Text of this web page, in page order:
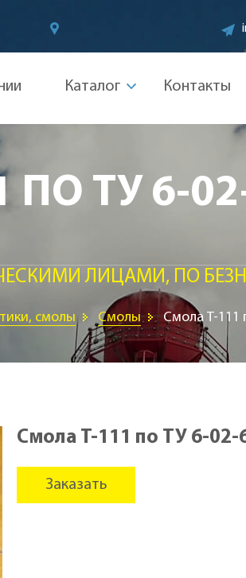
Каталог Контакты
ПО ТУ 6-
ЛИЦАМИ, ПО
смолы Смолы Смола Т-111
Смола Т-111 по ТУ 6-02-
Заказать